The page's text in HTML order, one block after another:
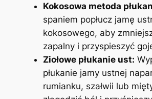
Kokosowa metoda
spaniem popłucz⁤ jamę
kokosowego, aby
zapalny i przyspieszyć
Ziołowe płukanie ust:
płukanie jamy ustnej
rumianku, szałwii lub